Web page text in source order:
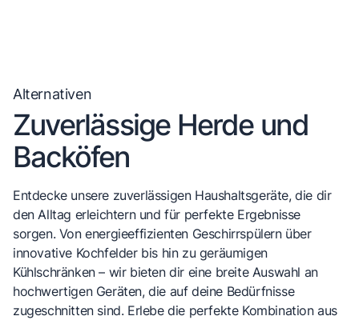
Alternativen
Zuverlässige Herde und
Backöfen
Entdecke unsere zuverlässigen Haushaltsgeräte, die dir
den Alltag erleichtern und für perfekte Ergebnisse
sorgen. Von energieeffizienten Geschirrspülern über
innovative Kochfelder bis hin zu geräumigen
Kühlschränken – wir bieten dir eine breite Auswahl an
hochwertigen Geräten, die auf deine Bedürfnisse
zugeschnitten sind. Erlebe die perfekte Kombination aus